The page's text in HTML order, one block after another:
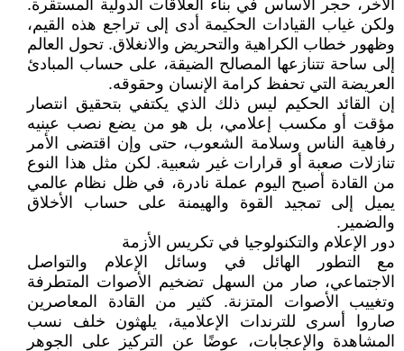
الآخر، حجر الأساس في بناء العلاقات الدولية المستقرة.
ولكن غياب القيادات الحكيمة أدى إلى تراجع هذه القيم،
وظهور خطاب الكراهية والتحريض والانغلاق. تحول العالم
إلى ساحة تتنازعها المصالح الضيقة، على حساب المبادئ
العريضة التي تحفظ كرامة الإنسان وحقوقه.
إن القائد الحكيم ليس ذلك الذي يكتفي بتحقيق انتصار
مؤقت أو مكسب إعلامي، بل هو من يضع نصب عينيه
رفاهية الناس وسلامة الشعوب، حتى وإن اقتضى الأمر
تنازلات صعبة أو قرارات غير شعبية. لكن مثل هذا النوع
من القادة أصبح اليوم عملة نادرة، في ظل نظام عالمي
يميل إلى تمجيد القوة والهيمنة على حساب الأخلاق
والضمير.
دور الإعلام والتكنولوجيا في تكريس الأزمة
مع التطور الهائل في وسائل الإعلام والتواصل
الاجتماعي، صار من السهل تضخيم الأصوات المتطرفة
وتغييب الأصوات المتزنة. كثير من القادة المعاصرين
صاروا أسرى للترندات الإعلامية، يلهثون خلف نسب
المشاهدة والإعجابات، عوضًا عن التركيز على الجوهر